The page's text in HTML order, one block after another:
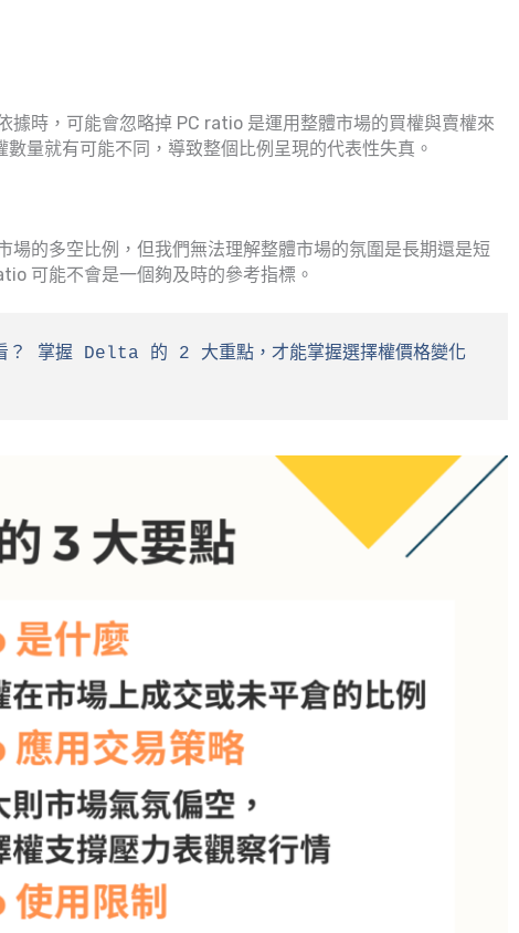
據時，可能會忽略掉 PC ratio 是運用整體市場的買權與賣權來
量就有可能不同，導致整個比例呈現的代表性失真。
場的多空比例，但我們無法理解整體市場的氛圍是長期還是短
可能不會是一個夠及時的參考指標。
掌握 Delta 的 2 大重點，才能掌握選擇權價格變化